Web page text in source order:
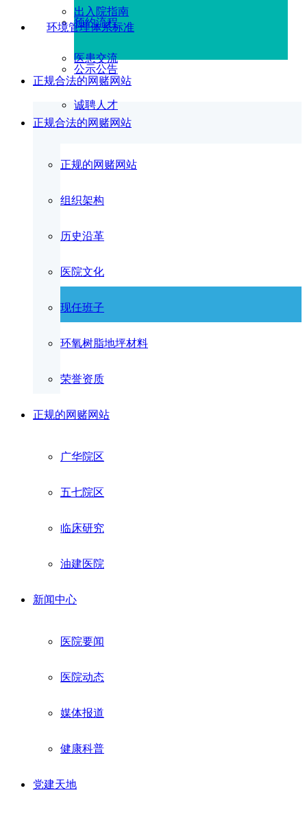
出入院指南
预约流程
医患交流
环境管理体系标准
公示公告
诚聘人才
正规合法的网赌网站
正规合法的网赌网站
正规的网赌网站
组织架构
历史沿革
医院文化
现任班子
环氧树脂地坪材料
荣誉资质
正规的网赌网站
广华院区
五七院区
临床研究
油建医院
新闻中心
医院要闻
医院动态
媒体报道
健康科普
党建天地